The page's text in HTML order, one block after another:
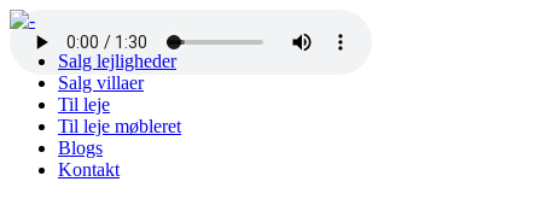
Salg lejligheder
Salg villaer
Til leje
Til leje møbleret
Blogs
Kontakt